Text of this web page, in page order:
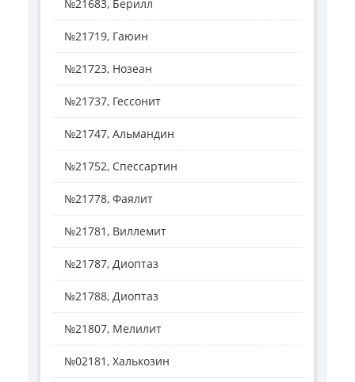
№21683, Берилл
№21719, Гаюин
№21723, Нозеан
№21737, Гессонит
№21747, Альмандин
№21752, Спессартин
№21778, Фаялит
№21781, Виллемит
№21787, Диоптаз
№21788, Диоптаз
№21807, Мелилит
№02181, Халькозин